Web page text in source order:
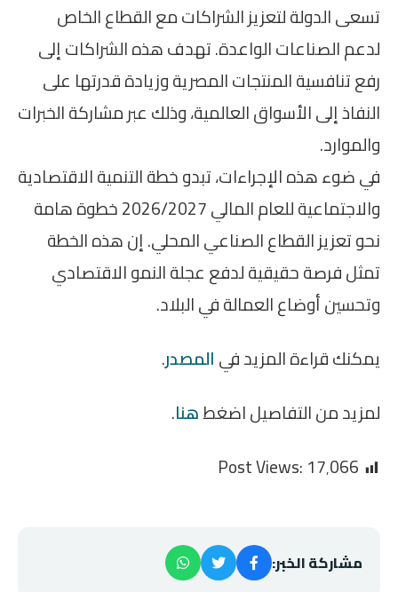
تسعى الدولة لتعزيز الشراكات مع القطاع الخاص
لدعم الصناعات الواعدة. تهدف هذه الشراكات إلى
رفع تنافسية المنتجات المصرية وزيادة قدرتها على
النفاذ إلى الأسواق العالمية، وذلك عبر مشاركة الخبرات
والموارد.
في ضوء هذه الإجراءات، تبدو خطة التنمية الاقتصادية
والاجتماعية للعام المالي 2026/2027 خطوة هامة
نحو تعزيز القطاع الصناعي المحلي. إن هذه الخطة
تمثل فرصة حقيقية لدفع عجلة النمو الاقتصادي
وتحسين أوضاع العمالة في البلاد.
يمكنك قراءة المزيد فيالمصدر.
لمزيد من التفاصيل اضغطهنا.
Post Views:17٬066
مشاركة الخبر: